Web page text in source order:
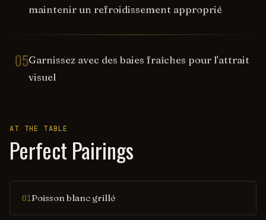
maintenir un refroidissement approprié
05Garnissez avec des baies fraîches pour l'attrait
visuel
AT THE TABLE
Perfect Pairings
01Poisson blanc grillé